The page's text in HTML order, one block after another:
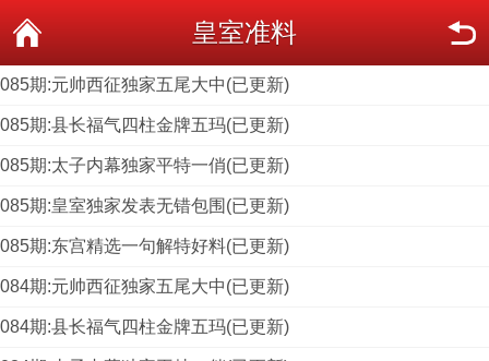
皇室准料
085期:元帅西征独家五尾大中(已更新)
085期:县长福气四柱金牌五玛(已更新)
085期:太子内幕独家平特一俏(已更新)
085期:皇室独家发表无错包围(已更新)
085期:东宫精选一句解特好料(已更新)
084期:元帅西征独家五尾大中(已更新)
084期:县长福气四柱金牌五玛(已更新)